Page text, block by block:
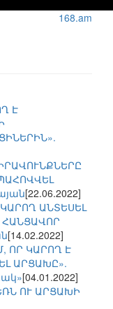
168.am
Է
[22.06.2022]
ԱՆՏԵՍԵԼ
[14.02.2022]
ՈՐ ԿԱՐՈՂ Է
ԱՐՑԱԽԸ».
[04.01.2022]
ՈՒ ԱՐՑԱԽԻ